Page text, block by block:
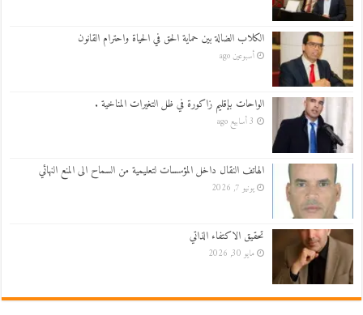
الكلاب الضالة بين حماية الحق في الحياة واحترام القانون
أسبوعين ago
الواحات بإقليم زاكورة في ظل التغيرات المناخية .
3 أسابيع ago
الهاتف النقال داخل المؤسسات لتعليمية من السماح الى المنع النهائي
يونيو 7, 2026
تحقيق الاكتفاء الذاتي
مايو 30, 2026